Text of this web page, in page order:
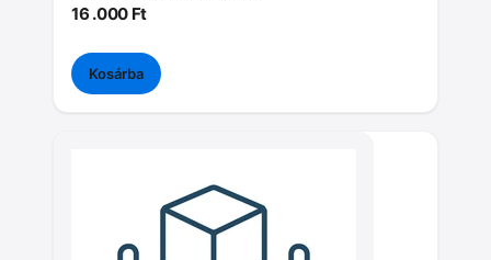
16 .000 Ft
Kosárba